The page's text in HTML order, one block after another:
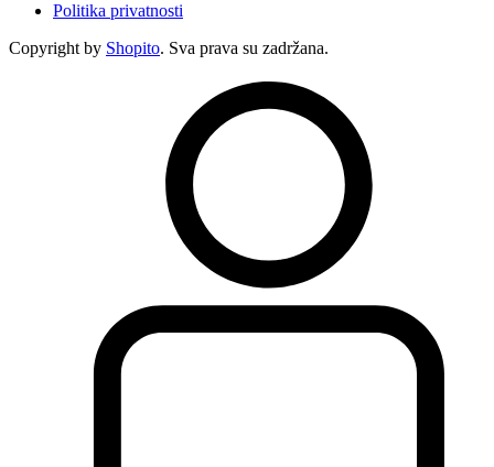
Politika privatnosti
Copyright by Shopito. Sva prava su zadržana.